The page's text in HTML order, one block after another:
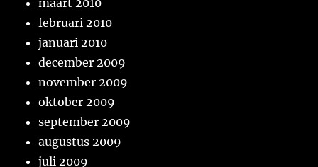
maart 2010
februari 2010
januari 2010
december 2009
november 2009
oktober 2009
september 2009
augustus 2009
juli 2009